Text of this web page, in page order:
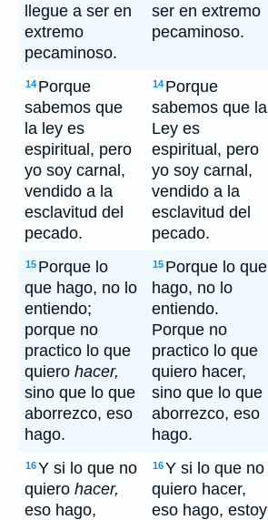
llegue a ser en
extremo
pecaminoso.
ser en extremo
pecaminoso.
14 Porque
sabemos que
la ley es
espiritual, pero
yo soy carnal,
vendido a la
esclavitud del
pecado.
14 Porque
sabemos que la
Ley es
espiritual, pero
yo soy carnal,
vendido a la
esclavitud del
pecado.
15 Porque lo
que hago, no lo
entiendo;
porque no
practico lo que
quiero hacer,
sino que lo que
aborrezco, eso
hago.
15 Porque lo que
hago, no lo
entiendo.
Porque no
practico lo que
quiero hacer,
sino que lo que
aborrezco, eso
hago.
16Y si lo que no
quiero hacer,
eso hago,
16Y si lo que no
quiero hacer,
eso hago, estoy